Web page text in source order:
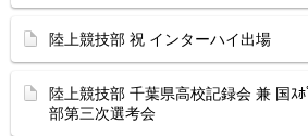
陸上競技部 祝 インターハイ出場
陸上競技部 千葉県高校記録会 兼 国ｽ
部第三次選考会